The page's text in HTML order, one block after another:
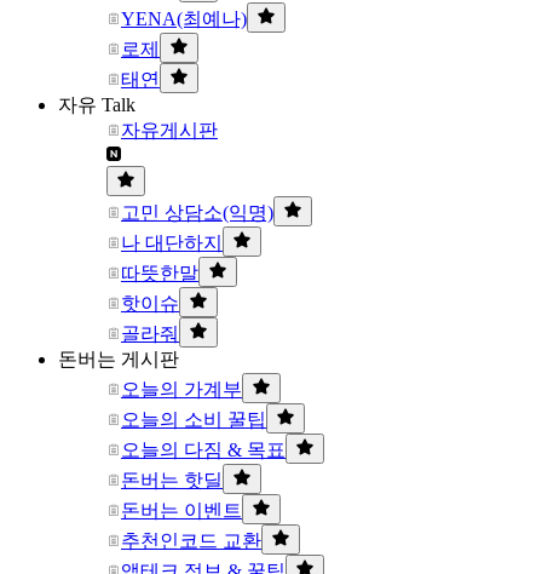
YENA(최예나)
로제
태연
자유 Talk
자유게시판
고민 상담소(익명)
나 대단하지
따뜻한말
핫이슈
골라줘
돈버는 게시판
오늘의 가계부
오늘의 소비 꿀팁
오늘의 다짐 & 목표
돈버는 핫딜
돈버는 이벤트
추천인코드 교환